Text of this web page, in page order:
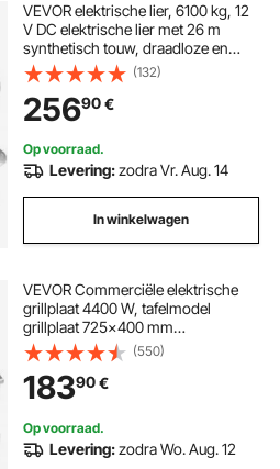
VEVOR elektrische lier, 6100 kg, 12
V DC elektrische lier met 26 m
synthetisch touw, draadloze en
bekabelde afstandsbediening, IP55,
voor het slepen van terreinwagens,
jeeps, aanhangwagens en boten
(132)
25690€
Op voorraad.
Levering:zodra Vr. Aug. 14
In winkelwagen
VEVOR Commerciële elektrische
grillplaat 4400 W, tafelmodel
grillplaat 725x400 mm
grilloppervlak, 50–300 °C,
elektrische grill, half geribbeld, half
glad, met 2 spatels en 2 borstels,
voor steaks en barbecue, zonder
stekker.
(550)
18390€
Op voorraad.
Levering:zodra Wo. Aug. 12